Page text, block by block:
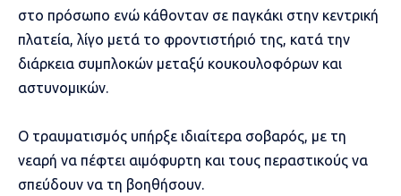
στο πρόσωπο ενώ κάθονταν σε παγκάκι στην κεντρική
πλατεία, λίγο μετά το φροντιστήριό της, κατά την
διάρκεια συμπλοκών μεταξύ κουκουλοφόρων και
αστυνομικών.
Ο τραυματισμός υπήρξε ιδιαίτερα σοβαρός, με τη
νεαρή να πέφτει αιμόφυρτη και τους περαστικούς να
σπεύδουν να τη βοηθήσουν.